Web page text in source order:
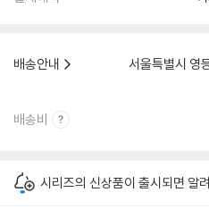
배송안내
서울특별시 영
배송비
시리즈의 신상품이 출시되면 알